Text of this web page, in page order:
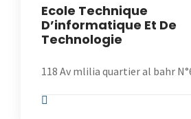
Ecole Technique
D’informatique Et De
Technologie
118 Av mlilia quartier al bahr